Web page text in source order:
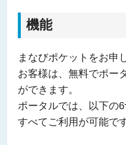
機能
まなびポケットをお申
お客様は、無料でポー
ができます。
ポータルでは、以下の
すべてご利用が可能です